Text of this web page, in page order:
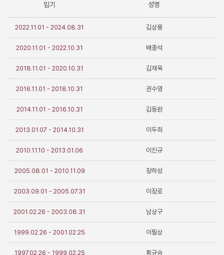
임기 성명
2022.11.01 - 2024.08.31 김상용
2020.11.01 - 2022.10.31 배종석
2018.11.01 - 2020.10.31 김재욱
2016.11.01 - 2018.10.31 권수영
2014.11.01 - 2016.10.31 김동원
2013.01.07 - 2014.10.31 이두희
2010.11.10 - 2013.01.06 이진규
2005.08.01 - 2010.11.09 장하성
2003.09.01 - 2005.07.31 이장로
2001.02.26 - 2003.08.31 남상구
1999.02.26 - 2001.02.25 이필상
1997.02.26 - 1999.02.25 황규승